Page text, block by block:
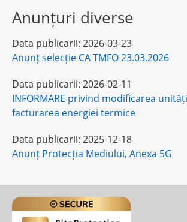
Anunțuri diverse
Data publicarii: 2026-03-23
Anunț selecție CA TMFO 23.03.2026
Data publicarii: 2026-02-11
INFORMARE privind modificarea
facturarea energiei termice
Data publicarii: 2025-12-18
Anunț Protecția Mediului, Anexa 5G